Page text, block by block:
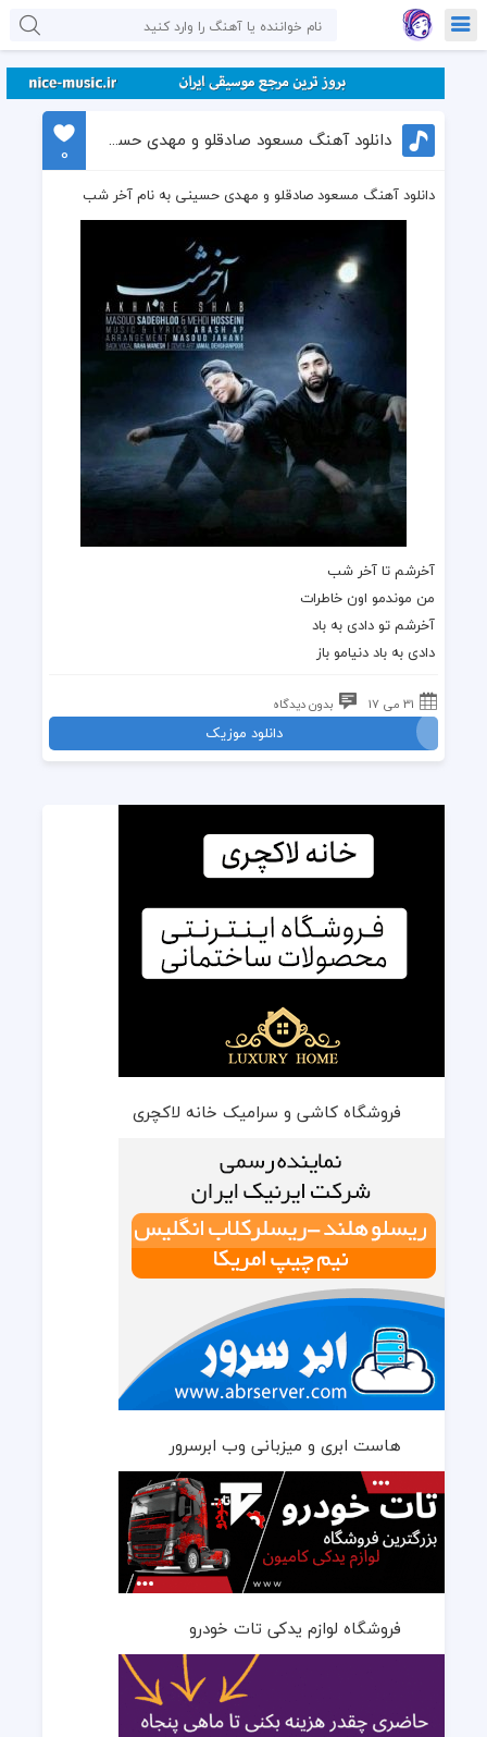
دانلود آهنگ مسعود صادقلو و مهدی حسینی به نام آخر شب
0
دانلود آهنگ مسعود صادقلو و مهدی حسینی به نام آخر شب
آخرشم تا آخر شب
من موندمو اون خاطرات
آخرشم تو دادی به باد
دادی به باد دنیامو باز
31 می 17 بدون دیدگاه
دانلود موزیک
فروشگاه کاشی و سرامیک خانه لاکچری
هاست ابری و میزبانی وب ابرسرور
فروشگاه لوازم یدکی تات خودرو